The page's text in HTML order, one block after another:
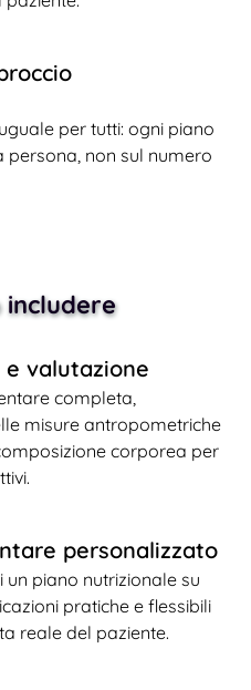
per tutti: ogni piano
persona, non sul numero
includere
valutazione
completa,
misure antropometriche
corporea per
personalizzato
un piano nutrizionale su
pratiche e flessibili
reale del paziente.